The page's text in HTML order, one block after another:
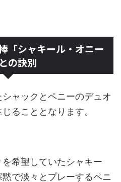
「シャキール・オニー
の訣別
ャックとペニーのデュオ
ることとなります。
希望していたシャキー
で淡々とプレーするペニ